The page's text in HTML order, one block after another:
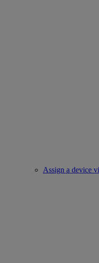
Assign a device